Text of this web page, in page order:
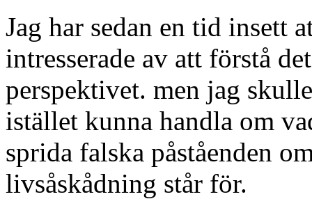
Jag har sedan en tid insett
intresserade av att förstå
perspektivet. men jag
istället kunna handla om
sprida falska påståenden
livsåskådning står för.